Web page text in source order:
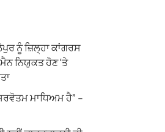
ਨੂੰ ਜ਼ਿਲ੍ਹਾ ਕਾਂਗਰਸ
ਨਿਯੁਕਤ ਹੋਣ ‘ਤੇ
ਮਾਧਿਅਮ ਹੈ” –